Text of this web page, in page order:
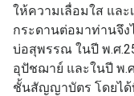
ให้ความเลื่อมใส แล
กระดานต่อมาท่านจึง
บ่อสุพรรณ ในปี พ.ศ
อุปัชฌาย์ และในปี พ.
ชั้นสัญญาบัตร โดยไ